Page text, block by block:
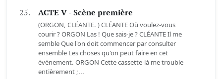
25. ACTE V - Scène première
(ORGON, CLÉANTE. ) CLÉANTE Où voulez-vous
courir ? ORGON Las ! Que sais-je ? CLÉANTE Il me
semble Que l'on doit commencer par consulter
ensemble Les choses qu'on peut faire en cet
événement. ORGON Cette cassette-là me trouble
entièrement ;...